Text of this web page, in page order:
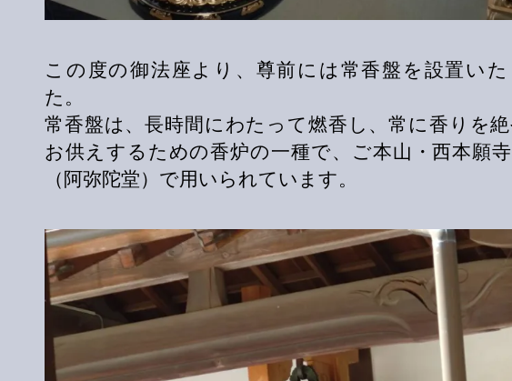
この度の御法座より、尊前には常香盤を設置い
た。
常香盤は、長時間にわたって燃香し、常に香りを
お供えするための香炉の一種で、ご本山・西本願
（阿弥陀堂）で用いられています。